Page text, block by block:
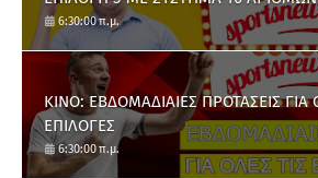
6:30:00 π.μ.
ΚΙΝΟ: ΕΒΔΟΜΑΔΙΑΙΕΣ ΠΡΟΤΑΣΕΙΣ ΓΙΑ ΟΛΕΣ ΤΙΣ
ΕΠΙΛΟΓΕΣ
6:30:00 π.μ.